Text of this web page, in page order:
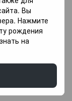
Вы
Нажмите
рождения
на